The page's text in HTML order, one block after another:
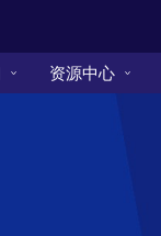
资源中心